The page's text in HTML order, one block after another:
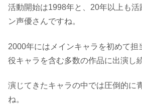
活動開始は1998年と、20年以上も活
ン声優さんですね。
2000年にはメインキャラを初めて担
役キャラを含む多数の作品に出演し
演じてきたキャラの中では圧倒的に
ね。